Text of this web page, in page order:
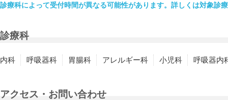
診療科によって受付時間が異なる可能性があります。詳しくは対象診
診療科
内科 呼吸器科 胃腸科 アレルギー科 小児科 呼吸器内
アクセス・お問い合わせ